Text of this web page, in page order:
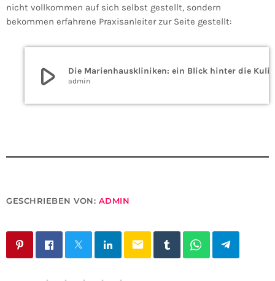
nicht vollkommen auf sich selbst gestellt, sondern
bekommen erfahrene Praxisanleiter zur Seite gestellt:
play_arrow admin
GESCHRIEBEN VON: ADMIN
email